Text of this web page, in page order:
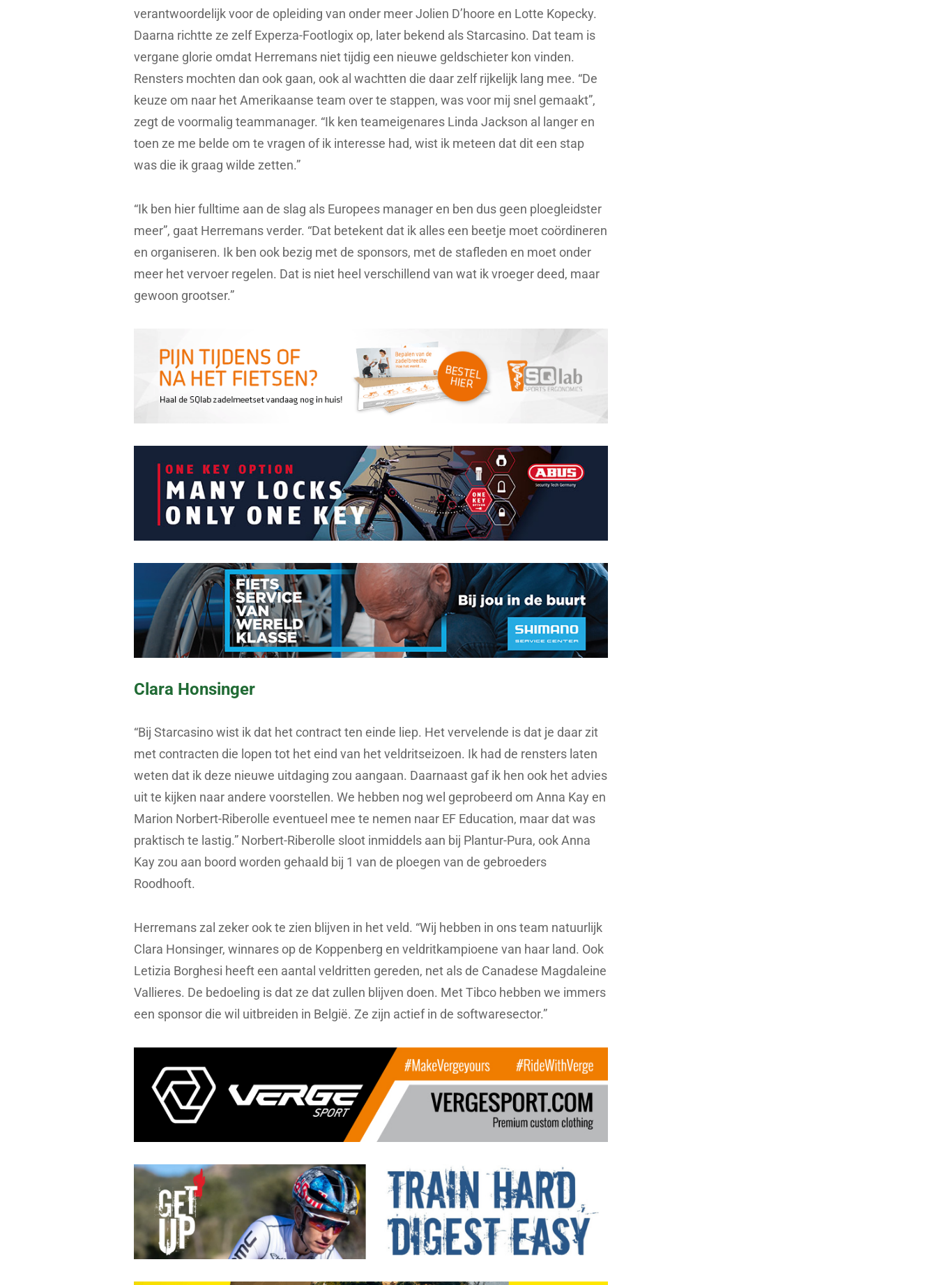
verantwoordelijk voor de opleiding van onder meer Jolien D’hoore en Lotte Kopecky.
Daarna richtte ze zelf Experza-Footlogix op, later bekend als Starcasino. Dat team is
vergane glorie omdat Herremans niet tijdig een nieuwe geldschieter kon vinden.
Rensters mochten dan ook gaan, ook al wachtten die daar zelf rijkelijk lang mee. “De
keuze om naar het Amerikaanse team over te stappen, was voor mij snel gemaakt”,
zegt de voormalig teammanager. “Ik ken teameigenares Linda Jackson al langer en
toen ze me belde om te vragen of ik interesse had, wist ik meteen dat dit een stap
was die ik graag wilde zetten.”
“Ik ben hier fulltime aan de slag als Europees manager en ben dus geen ploegleidster
meer”, gaat Herremans verder. “Dat betekent dat ik alles een beetje moet coördineren
en organiseren. Ik ben ook bezig met de sponsors, met de stafleden en moet onder
meer het vervoer regelen. Dat is niet heel verschillend van wat ik vroeger deed, maar
gewoon grootser.”
Clara Honsinger
“Bij Starcasino wist ik dat het contract ten einde liep. Het vervelende is dat je daar zit
met contracten die lopen tot het eind van het veldritseizoen. Ik had de rensters laten
weten dat ik deze nieuwe uitdaging zou aangaan. Daarnaast gaf ik hen ook het advies
uit te kijken naar andere voorstellen. We hebben nog wel geprobeerd om Anna Kay en
Marion Norbert-Riberolle eventueel mee te nemen naar EF Education, maar dat was
praktisch te lastig.” Norbert-Riberolle sloot inmiddels aan bij Plantur-Pura, ook Anna
Kay zou aan boord worden gehaald bij 1 van de ploegen van de gebroeders
Roodhooft.
Herremans zal zeker ook te zien blijven in het veld. “Wij hebben in ons team natuurlijk
Clara Honsinger, winnares op de Koppenberg en veldritkampioene van haar land. Ook
Letizia Borghesi heeft een aantal veldritten gereden, net als de Canadese Magdaleine
Vallieres. De bedoeling is dat ze dat zullen blijven doen. Met Tibco hebben we immers
een sponsor die wil uitbreiden in België. Ze zijn actief in de softwaresector.”